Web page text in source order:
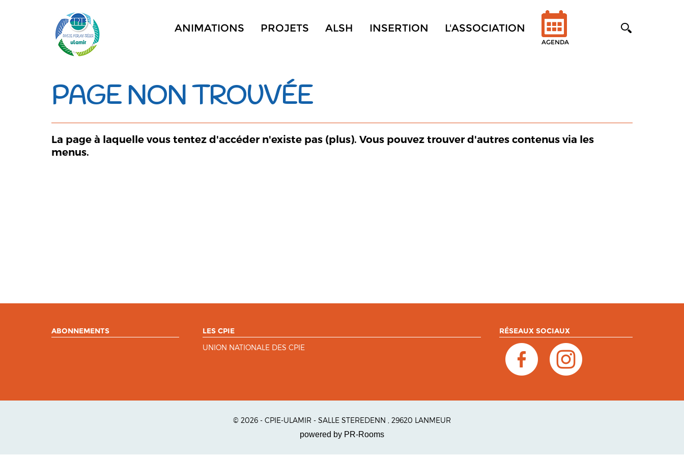
ANIMATIONS PROJETS ALSH INSERTION L'ASSOCIATION
AGENDA
PAGE NON TROUVÉE
La page à laquelle vous tentez d'accéder n'existe pas (plus). Vous pouvez trouver d'autres contenus via les
menus.
ABONNEMENTS LES CPIE
UNION NATIONALE DES CPIE
RÉSEAUX SOCIAUX
© 2026 - CPIE-ULAMIR - SALLE STEREDENN , 29620 LANMEUR
powered by PR-Rooms